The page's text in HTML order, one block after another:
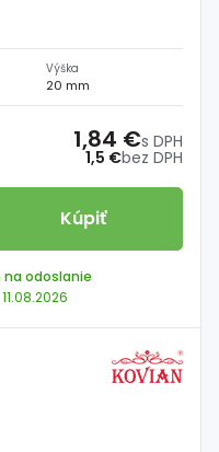
Výška
20 mm
1,5 €bez DPH
1,84 €s DPH
Kúpiť
odoslanie
11.08.2026